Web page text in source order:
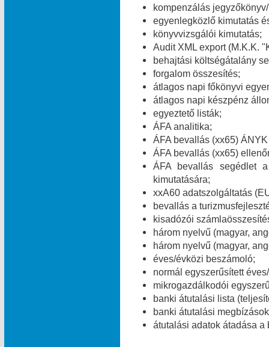
kompenzálás
egyenlegközlő kimutatás
könyvvizsgálói kimutatás;
Audit XML export (M.K.K.
behajtási költségátalány
forgalom összesítés;
átlagos napi főkönyvi
átlagos napi készpénz
egyeztető listák;
ÁFA analitika;
ÁFA bevallás (xx65)
ÁFA bevallás (xx65)
ÁFA bevallás segédlet
kimutatására;
xxA60 adatszolgáltatás
bevallás a
kisadózói
három nyelvű (magyar,
három nyelvű (magyar,
éves/évközi beszámoló;
normál egyszerűsített
mikrogazdálkodói
banki átutalási lista
banki átutalási
átutalási adatok átadása